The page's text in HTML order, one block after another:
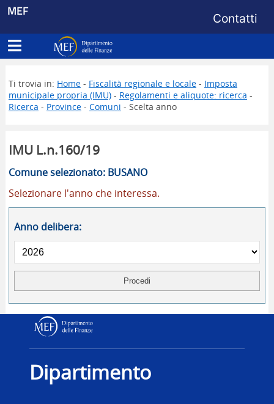
MEF Menu di
Contatti
Apri menu principale
Dipartimento delle Finanze
Ti trovia in: Home- Fiscalità regionale e locale- Imposta
municipale propria (IMU)- Regolamenti e aliquote: ricerca -
Ricerca - Province- Comuni - Scelta anno
IMU L.n.160/19
Comune selezionato: BUSANO
Selezionare l'anno che interessa.
Anno delibera:
Dipartimento delle
Dipartimento